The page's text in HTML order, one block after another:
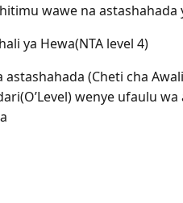
wawe na astashahada
ya Hewa(NTA level 4)
astashahada (Cheti cha
wenye ufaulu wa